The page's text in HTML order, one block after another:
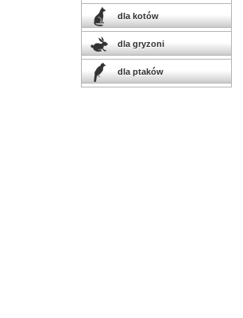
dla kotów
dla gryzoni
dla ptaków